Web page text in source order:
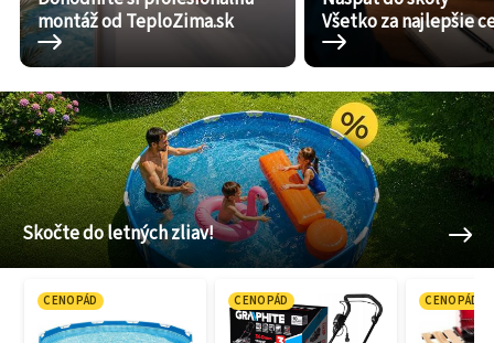
montáž od TeploZima.sk
Všetko za najlepšie
Skočte do letných zliav!
CENOPÁD CENOPÁD CENOPÁD